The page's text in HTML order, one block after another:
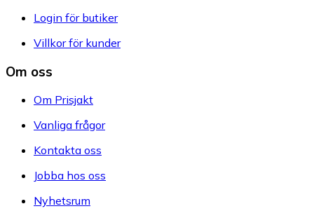
Login för butiker
Villkor för kunder
Om oss
Om Prisjakt
Vanliga frågor
Kontakta oss
Jobba hos oss
Nyhetsrum